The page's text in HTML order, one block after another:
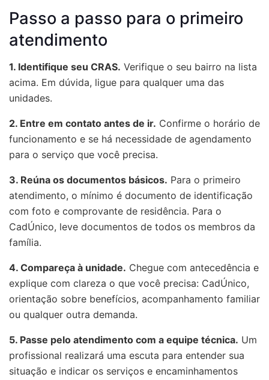
Passo a passo para o primeiro
atendimento
1. Identifique seu CRAS. Verifique o seu bairro na lista
acima. Em dúvida, ligue para qualquer uma das
unidades.
2. Entre em contato antes de ir. Confirme o horário de
funcionamento e se há necessidade de agendamento
para o serviço que você precisa.
3. Reúna os documentos básicos. Para o primeiro
atendimento, o mínimo é documento de identificação
com foto e comprovante de residência. Para o
CadÚnico, leve documentos de todos os membros da
família.
4. Compareça à unidade. Chegue com antecedência e
explique com clareza o que você precisa: CadÚnico,
orientação sobre benefícios, acompanhamento familiar
ou qualquer outra demanda.
5. Passe pelo atendimento com a equipe técnica. Um
profissional realizará uma escuta para entender sua
situação e indicar os serviços e encaminhamentos